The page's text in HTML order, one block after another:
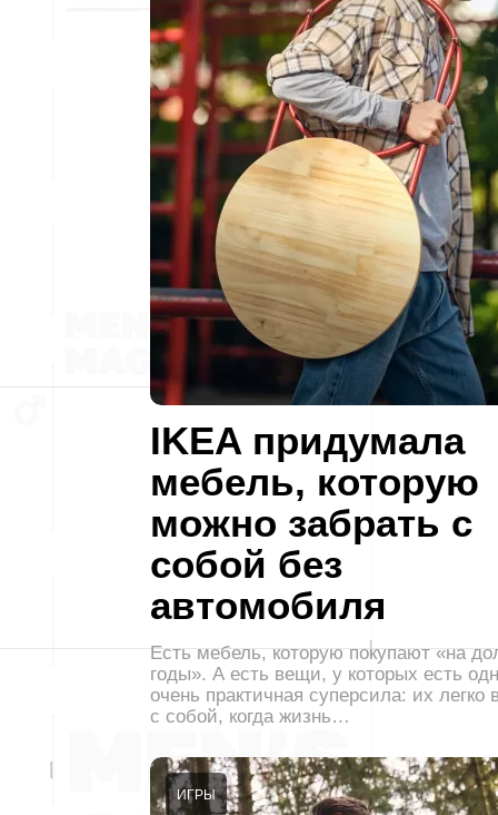
IKEA придумала
мебель, которую
можно забрать с
собой без
автомобиля
Есть мебель, которую покупают «на
годы». А есть вещи, у которых есть
очень практичная суперсила: их легко
с собой, когда жизнь…
ИГРЫ